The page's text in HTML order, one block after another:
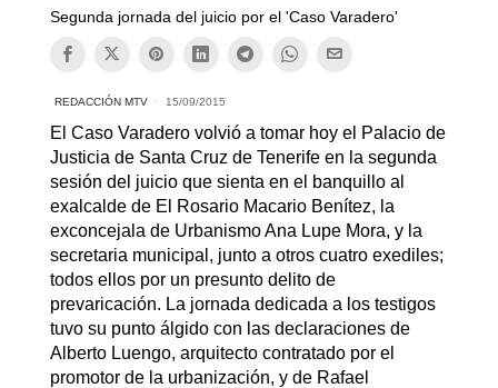
Segunda jornada del juicio por el 'Caso Varadero'
REDACCIÓN MTV 15/09/2015
El Caso Varadero volvió a tomar hoy el Palacio de
Justicia de Santa Cruz de Tenerife en la segunda
sesión del juicio que sienta en el banquillo al
exalcalde de El Rosario Macario Benítez, la
exconcejala de Urbanismo Ana Lupe Mora, y la
secretaria municipal, junto a otros cuatro exediles;
todos ellos por un presunto delito de
prevaricación. La jornada dedicada a los testigos
tuvo su punto álgido con las declaraciones de
Alberto Luengo, arquitecto contratado por el
promotor de la urbanización, y de Rafael